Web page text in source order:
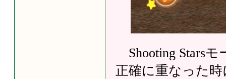
Shooting Stars
正確に重なった